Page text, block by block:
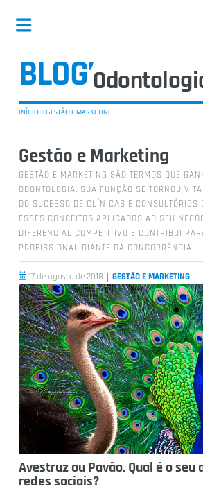
BLOG’
Dentistas
Entrevistas
Casos
INÍCIO GESTÃO E MARKETING
Gestão e Marketing
GESTÃO E MARKETING SÃO TERMOS QUE
ODONTOLOGIA. SUA FUNÇÃO SE TORNOU
DO SUCESSO DE CLÍNICAS E CONSULTÓRIOS
ESSES CONCEITOS APLICADOS AO SEU
DIFERENCIAL COMPETITIVO E CONTRIBUI
PROFISSIONAL DIANTE DA CONCORRÊNCIA.
17 de agosto de 2018 |GESTÃO E MARKETING
Avestruz ou Pavão. Qual é o seu
redes sociais?